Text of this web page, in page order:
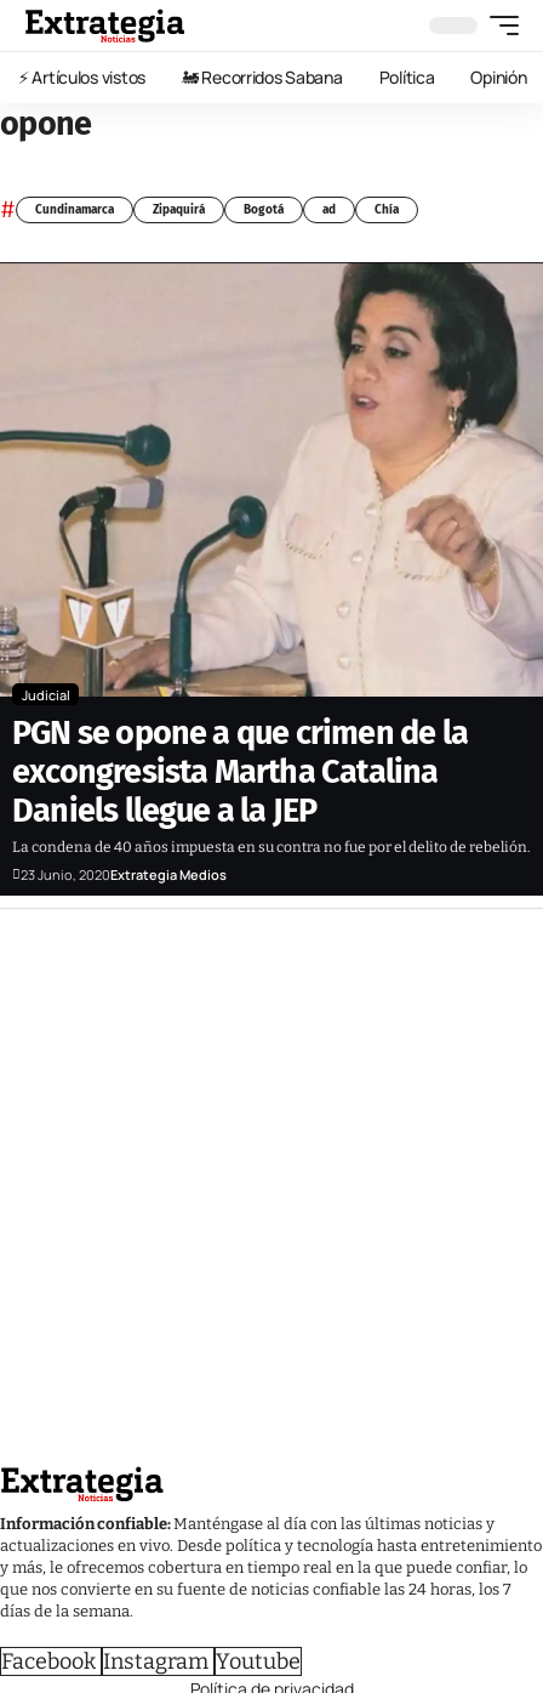
⚡️ Artículos vistos 🚂 Recorridos Sabana Política Opinión
opone
# Cundinamarca Zipaquirá Bogotá ad Chía
Judicial
PGN se opone a que crimen de la
excongresista Martha Catalina
Daniels llegue a la JEP
La condena de 40 años impuesta en su contra no fue por el delito de rebelión.
23 Junio, 2020Extrategia Medios
Información confiable:Manténgase al día con las últimas noticias y
actualizaciones en vivo. Desde política y tecnología hasta entretenimiento
y más, le ofrecemos cobertura en tiempo real en la que puede confiar, lo
que nos convierte en su fuente de noticias confiable las 24 horas, los 7
días de la semana.
Facebook Instagram Youtube